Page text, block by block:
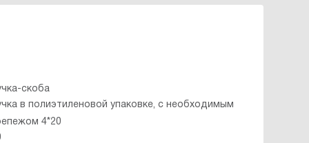
скоба
в полиэтиленовой упаковке, с необходимым
4*20